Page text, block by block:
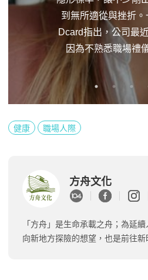
到無所適從與挫折
Dcard指出，公司最
因為不熟悉職場禮
健康 職場人際
方舟文化
「方舟」是生命承載之舟；為延
向新地方探險的想望，也是前往新